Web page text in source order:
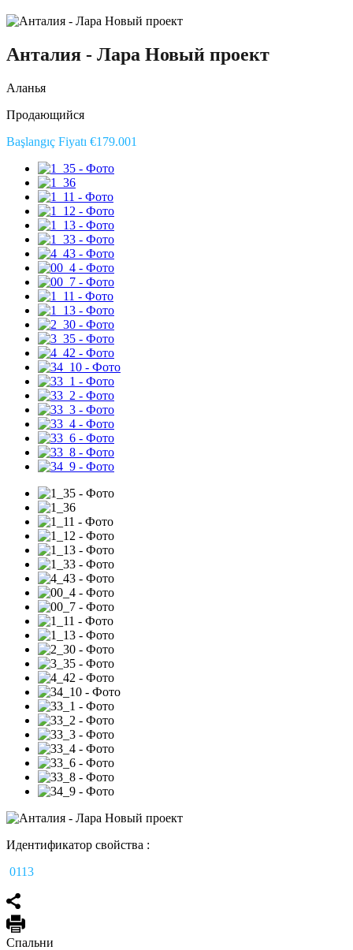
Анталия - Лара Новый проект
Аланья
Продающийся
Başlangıç Fiyatı €179.001
Идентификатор свойства :
0113
Спальни